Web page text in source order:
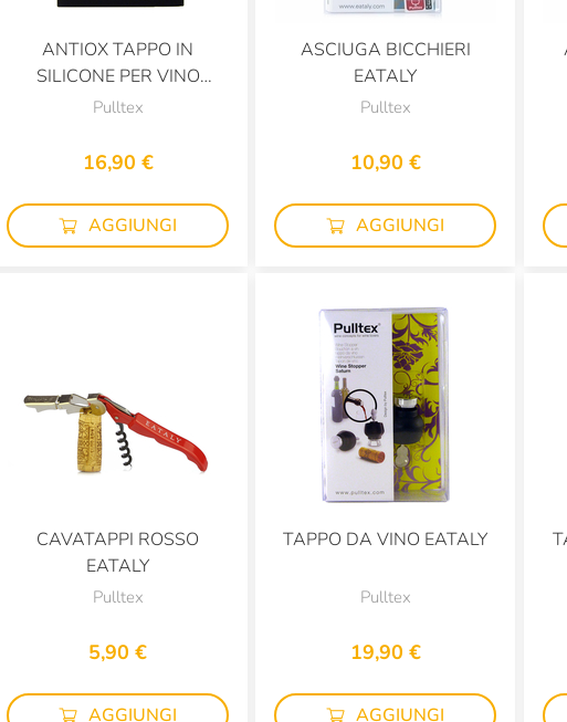
ANTIOX TAPPO IN
SILICONE PER VINO
EATALY
Pulltex
16,90 €
AGGIUNGI
ASCIUGA BICCHIERI
EATALY
Pulltex
10,90 €
AGGIUNGI
CAVATAPPI ROSSO
EATALY
Pulltex
5,90 €
AGGIUNGI
TAPPO DA VINO EATALY
Pulltex
19,90 €
AGGIUNGI